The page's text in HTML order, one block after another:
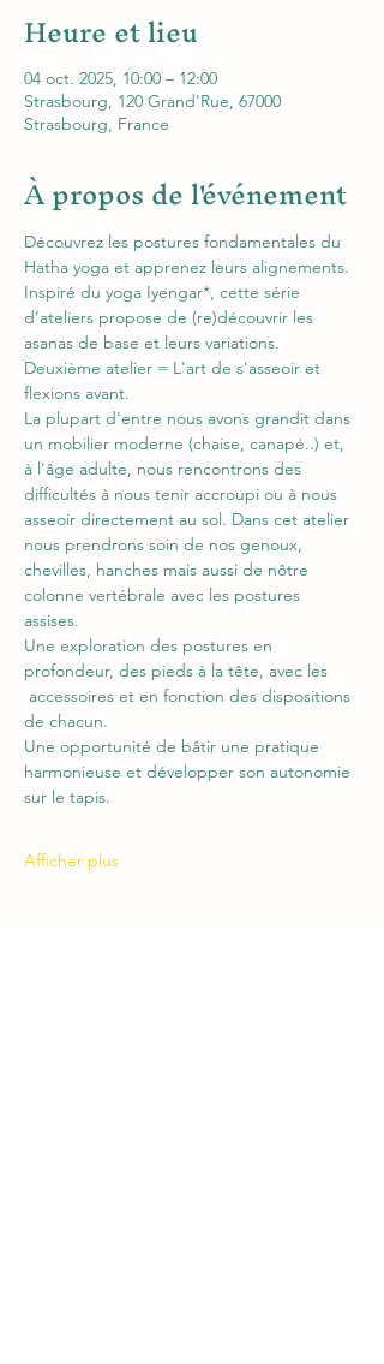
Heure et lieu
04 oct. 2025, 10:00 – 12:00
Strasbourg, 120 Grand'Rue, 67000
Strasbourg, France
À propos de l'événement
Découvrez les postures fondamentales du
Hatha yoga et apprenez leurs alignements.
Inspiré du yoga Iyengar*, cette série
d’ateliers propose de (re)découvrir les
asanas de base et leurs variations.
Deuxième atelier = L'art de s'asseoir et
flexions avant.
La plupart d'entre nous avons grandit dans
un mobilier moderne (chaise, canapé..) et,
à l'âge adulte, nous rencontrons des
difficultés à nous tenir accroupi ou à nous
asseoir directement au sol. Dans cet atelier
nous prendrons soin de nos genoux,
chevilles, hanches mais aussi de nôtre
colonne vertébrale avec les postures
assises.
Une exploration des postures en
profondeur, des pieds à la tête, avec les
accessoires et en fonction des dispositions
de chacun.
Une opportunité de bâtir une pratique
harmonieuse et développer son autonomie
sur le tapis.
Afficher plus